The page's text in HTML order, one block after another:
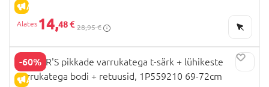
ALLAHINDLUS
14,48 € 28,95 €
-60%
ALLAHINDLUS
CARTER'S pikkade varrukatega t-särk + lühikeste
varrukatega bodi + retuusid, 1P559210 69-72cm